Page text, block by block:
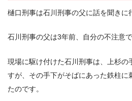
樋口刑事は石川刑事の父に話を聞きに
石川刑事の父は3年前、自分の不注意
現場に駆け付けた石川刑事は、上杉の
すが、その手下がそばにあった鉄柱に
たのです。